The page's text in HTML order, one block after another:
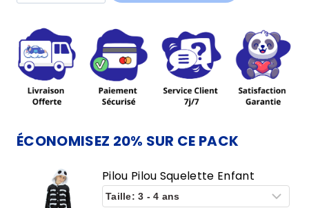
de
Pilou
Squelette
Enfant
ÉCONOMISEZ 20% SUR CE PACK
Pilou Pilou Squelette Enfant